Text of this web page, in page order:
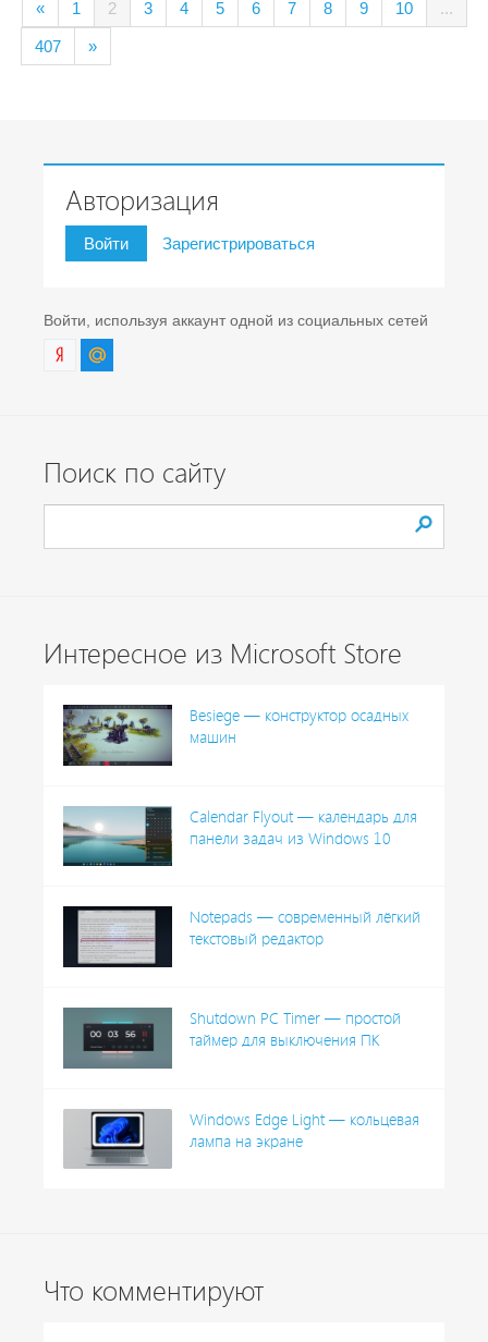
« 1 2 3 4 5 6 7 8 9 10 ...
407 »
Авторизация
Войти Зарегистрироваться
Войти, используя аккаунт одной из социальных сетей
Поиск по сайту
Интересное из Microsoft Store
Besiege — конструктор осадных
машин
Calendar Flyout — календарь для
панели задач из Windows 10
Notepads — современный лёгкий
текстовый редактор
Shutdown PC Timer — простой
таймер для выключения ПК
Windows Edge Light — кольцевая
лампа на экране
Что комментируют